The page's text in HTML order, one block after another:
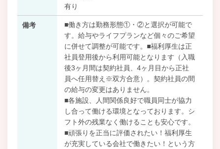
有り
備考
■働き方は勤務形態①・②と選択が可能で
す。給与やライフプランなど個々のご希望
に併せて調整が可能です。■福利厚生は正
社員登用後から利用可能となります（入職
後3ヶ月間は契約社員、4ヶ月目から正社
員へ任用替え※双方合意）。契約社員の間
の給与の変更はありません。
■各施設、人間関係良好で職員同士が協力
し合って働ける環境となっております。シ
フト外の残業なく働けることも安心です。
■頑張りを正当に評価されたい！福利厚生
が充実している会社で働きたい！という方